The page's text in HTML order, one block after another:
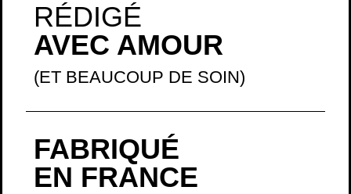
RÉDIGÉ
AVEC AMOUR
(ET BEAUCOUP DE SOIN)
FABRIQUÉ
EN FRANCE